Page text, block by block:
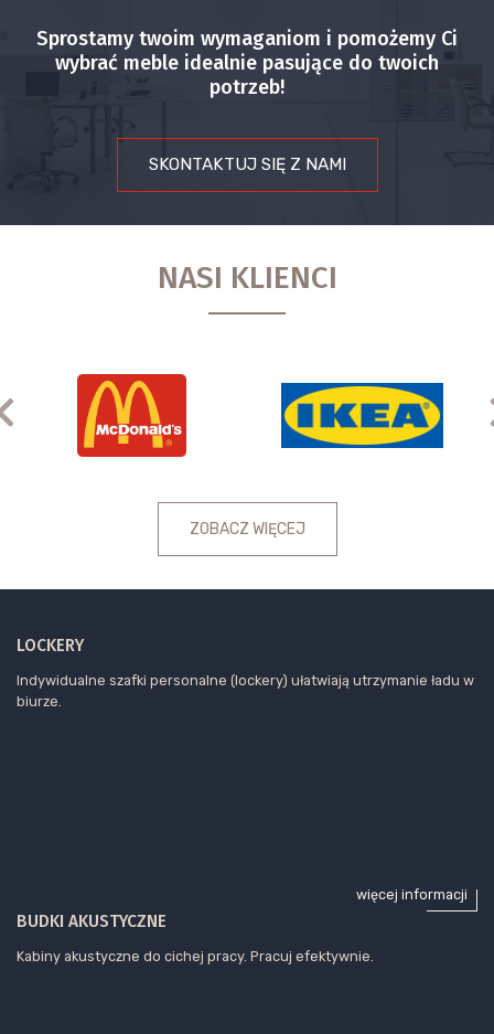
Sprostamy twoim wymaganiom i pomożemy Ci
wybrać meble idealnie pasujące do twoich
potrzeb!
SKONTAKTUJ SIĘ Z NAMI
NASI KLIENCI
Previous
ZOBACZ WIĘCEJ
LOCKERY
Indywidualne szafki personalne (lockery) ułatwiają utrzymanie ładu w
biurze.
więcej informacji
BUDKI AKUSTYCZNE
Kabiny akustyczne do cichej pracy. Pracuj efektywnie.